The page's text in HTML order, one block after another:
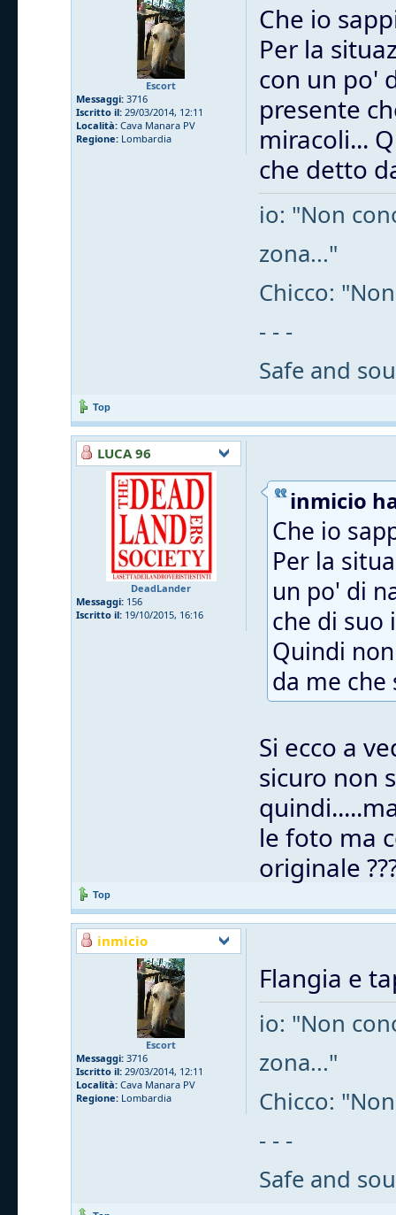
Escort
Messaggi: 3716
Iscritto il: 29/03/2014, 12:11
Località: Cava Manara PV
Regione: Lombardia
Che io
Per la
con un po'
presente
miracoli...
che detto
io: "Non
zona..."
Chicco:
- - -
Safe and
Top
LUCA 96
DeadLander
Messaggi: 156
Iscritto il: 19/10/2015, 16:16
inmicio
Che io
Per la
un po' di
che di suo
Quindi
da me
Si ecco a
sicuro non
le foto ma
originale
Top
inmicio
Escort
Messaggi: 3716
Iscritto il: 29/03/2014, 12:11
Località: Cava Manara PV
Regione: Lombardia
Flangia e
io: "Non
zona..."
Chicco:
- - -
Safe and